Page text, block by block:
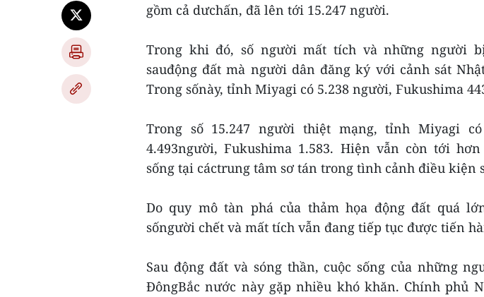
gồm cả dưchấn, đã lên tới 15.247 người.
Trong khi đó, số người mất tích và những người
sauđộng đất mà người dân đăng ký với cảnh sát
Trong sốnày, tỉnh Miyagi có 5.238 người, Fukushima
Trong số 15.247 người thiệt mạng, tỉnh Miyagi
4.493người, Fukushima 1.583. Hiện vẫn còn tới
sống tại cáctrung tâm sơ tán trong tình cảnh điều kiện
Do quy mô tàn phá của thảm họa động đất quá
sốngười chết và mất tích vẫn đang tiếp tục được tiến
Sau động đất và sóng thần, cuộc sống của những
ĐôngBắc nước này gặp nhiều khó khăn. Chính phủ